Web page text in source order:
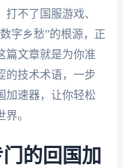
不了国服游戏、
字乡愁”的根源，正
篇文章就是为你准
的技术术语，一步
加速器，让你轻松
。
的回国加